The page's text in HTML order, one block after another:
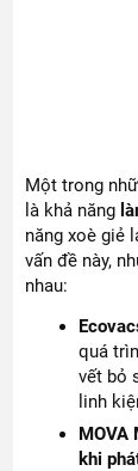
Một trong
là khả năng
năng xoè giẻ
vấn đề này,
nhau:
quá
vết bỏ
linh
MOVA
khi